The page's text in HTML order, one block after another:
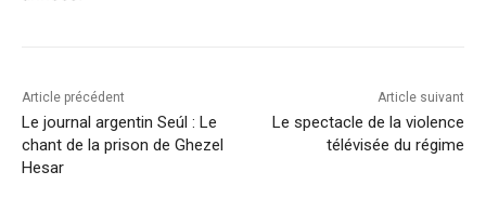
Article précédent
Le journal argentin Seúl : Le
chant de la prison de Ghezel
Hesar
Article suivant
Le spectacle de la violence
télévisée du régime